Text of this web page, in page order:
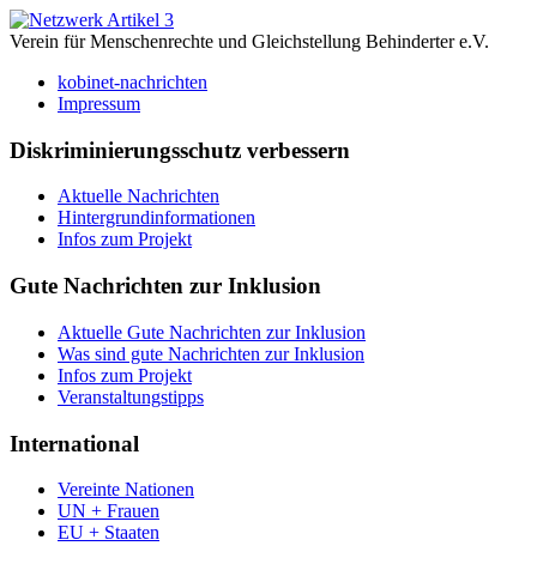
Verein für Menschenrechte und Gleichstellung Behinderter e.V.
kobinet-nachrichten
Impressum
Diskriminierungsschutz verbessern
Aktuelle Nachrichten
Hintergrundinformationen
Infos zum Projekt
Gute Nachrichten zur Inklusion
Aktuelle Gute Nachrichten zur Inklusion
Was sind gute Nachrichten zur Inklusion
Infos zum Projekt
Veranstaltungstipps
International
Vereinte Nationen
UN + Frauen
EU + Staaten